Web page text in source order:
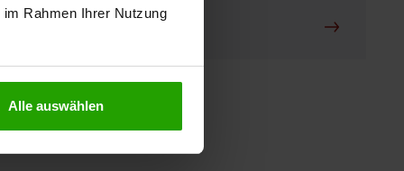
Rahmen Ihrer Nutzung
Alle auswählen